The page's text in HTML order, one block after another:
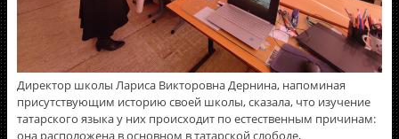
Директор школы Лариса Викторовна Дернина, напоминая
присутствующим историю своей школы, сказала, что изучение
татарского языка у них происходит по естественным причинам:
она расположена в основном в татарской слободе,